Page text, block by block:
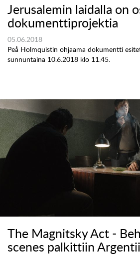
Jerusalemin laidalla on
dokumenttiprojektia
05.06.2018
Peå Holmquistin ohjaama dokumentti
sunnuntaina 10.6.2018 klo 11.45.
The Magnitsky Act -
scenes palkittiin